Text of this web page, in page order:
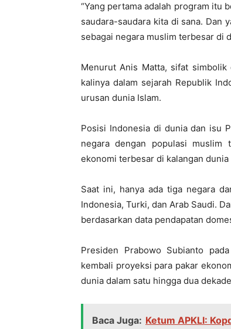
“Yang pertama adalah program itu
saudara-saudara kita di sana. Dan
sebagai negara muslim terbesar di
Menurut Anis Matta, sifat
kalinya dalam sejarah Republik
urusan dunia Islam.
Posisi Indonesia di dunia dan isu
negara dengan populasi muslim
ekonomi terbesar di kalangan dunia
Saat ini, hanya ada tiga negara
Indonesia, Turki, dan Arab Saudi.
berdasarkan data pendapatan
Presiden Prabowo Subianto
kembali proyeksi para pakar
dunia dalam satu hingga dua
Baca Juga: Ketum APKLI: